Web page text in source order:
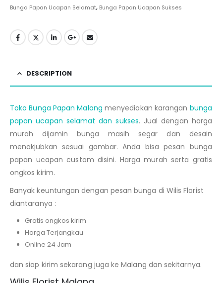
Bunga Papan Ucapan Selamat, Bunga Papan Ucapan Sukses
DESCRIPTION
Toko Bunga Papan Malang menyediakan karangan bunga
papan ucapan selamat dan sukses. Jual dengan harga
murah dijamin bunga masih segar dan desain
menakjubkan sesuai gambar. Anda bisa pesan bunga
papan ucapan custom disini. Harga murah serta gratis
ongkos kirim.
Banyak keuntungan dengan pesan bunga di Wilis Florist
diantaranya :
Gratis ongkos kirim
Harga Terjangkau
Online 24 Jam
dan siap kirim sekarang juga ke Malang dan sekitarnya.